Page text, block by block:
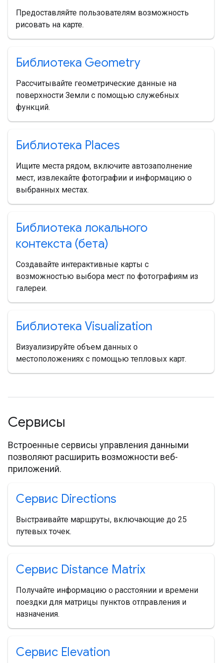
Предоставляйте пользователям возможность
рисовать на карте.
Библиотека Geometry
Рассчитывайте геометрические данные на
поверхности Земли с помощью служебных
функций.
Библиотека Places
Ищите места рядом, включите автозаполнение
мест, извлекайте фотографии и информацию о
выбранных местах.
Библиотека локального
контекста (бета)
Создавайте интерактивные карты с
возможностью выбора мест по фотографиям из
галереи.
Библиотека Visualization
Визуализируйте объем данных о
местоположениях с помощью тепловых карт.
Сервисы
Встроенные сервисы управления данными
позволяют расширить возможности веб-
приложений.
Сервис Directions
Выстраивайте маршруты, включающие до 25
путевых точек.
Сервис Distance Matrix
Получайте информацию о расстоянии и времени
поездки для матрицы пунктов отправления и
назначения.
Сервис Elevation